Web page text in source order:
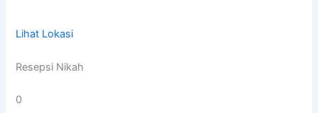
Lihat Lokasi
Resepsi Nikah
0